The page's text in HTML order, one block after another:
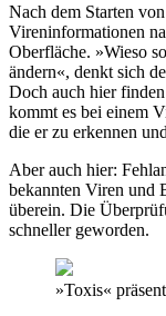
Nach dem Starten
Vireninformationen
Oberfläche. »Wieso
ändern«, denkt sich
Doch auch hier
kommt es bei einem
die er zu erkennen
Aber auch hier:
bekannten Viren und
überein. Die
schneller geworden.
»Toxis«